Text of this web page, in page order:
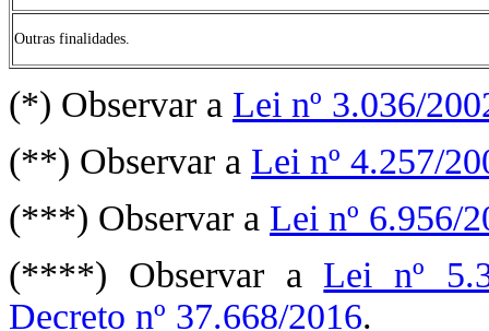
Outras finalidades.
(*) Observar a Lei nº 3.036/
(**) Observar a Lei nº 4.257/
(***) Observar a Lei nº 6.956/
(****) Observar a Lei nº
Decreto nº 37.668/2016.